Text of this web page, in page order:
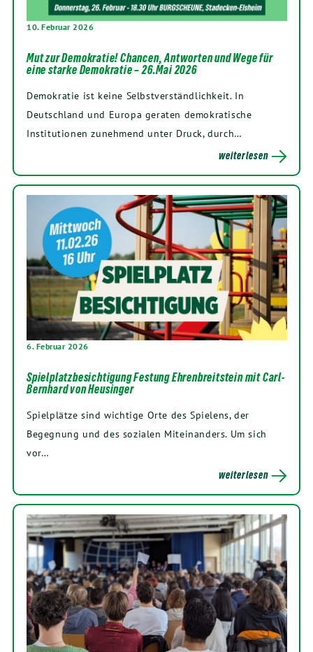
10. Februar 2026
Mut zur Demokratie! Chancen, Antworten und Wege für
eine starke Demokratie – 26.Mai 2026
Demokratie ist keine Selbstverständlichkeit. In
Deutschland und Europa geraten demokratische
Institutionen zunehmend unter Druck, durch…
weiterlesen
6. Februar 2026
Spielplatzbesichtigung Festung Ehrenbreitstein mit Carl-
Bernhard von Heusinger
Spielplätze sind wichtige Orte des Spielens, der
Begegnung und des sozialen Miteinanders. Um sich
vor…
weiterlesen